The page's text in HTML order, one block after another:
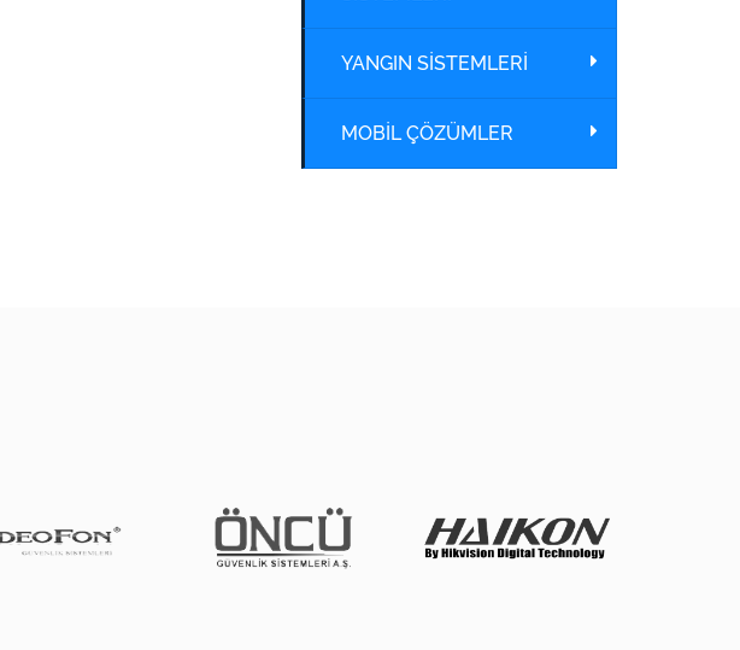
YANGIN SİSTEMLERİ
MOBİL ÇÖZÜMLER